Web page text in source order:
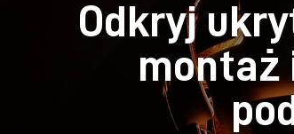
Odkryj